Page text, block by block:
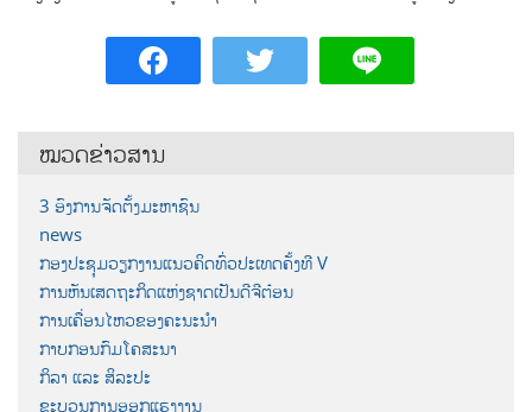
ໝວດຂ່າວສານ
3 ອົງການຈັດຕັ້ງມະຫາຊົນ
news
ກອງປະຊຸມວຽກງານແນວຄິດທົ່ວປະເທດຄັ້ງທີ V
ການຫັນເສດຖະກິດແຫ່ງຊາດເປັນດີຈີຕ໋ອນ
ການເຄື່ອນໄຫວຂອງຄະນະນຳ
ກາບກອນກົມໂຄສະນາ
ກິລາ ແລະ ສິລະປະ
ຂະບວນການອອກແຮງງານ